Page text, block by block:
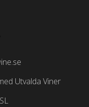
Utvalda Viner